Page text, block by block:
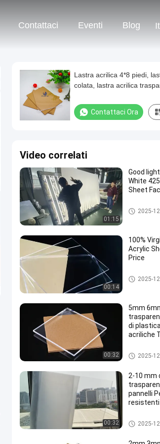
Contattaci Eventi Blog
Lastra acrilica 4*8 piedi,
colata, lastra acrilica
Contattaci Ora
Video correlati
01:15
Good
White
Sheet
foglio2025-
00:14
100%
Acrylic
Price
foglio2025-
00:32
5mm
di
acriliche
Carta2025-
00:32
2-10 mm
pannelli
resistenti
Carta2025-